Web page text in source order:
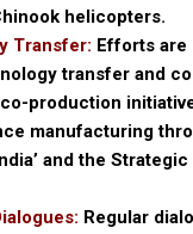
helicopters.
Transfer: Efforts are
transfer and
production
manufacturing
and the
Regular